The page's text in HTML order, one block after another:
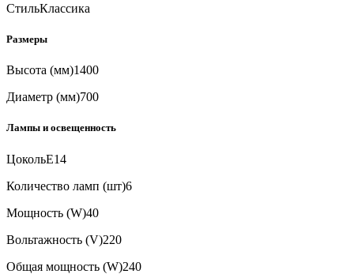
СтильКлассика
Размеры
Высота (мм)1400
Диаметр (мм)700
Лампы и освещенность
ЦокольE14
Количество ламп (шт)6
Мощность (W)40
Вольтажность (V)220
Общая мощность (W)240